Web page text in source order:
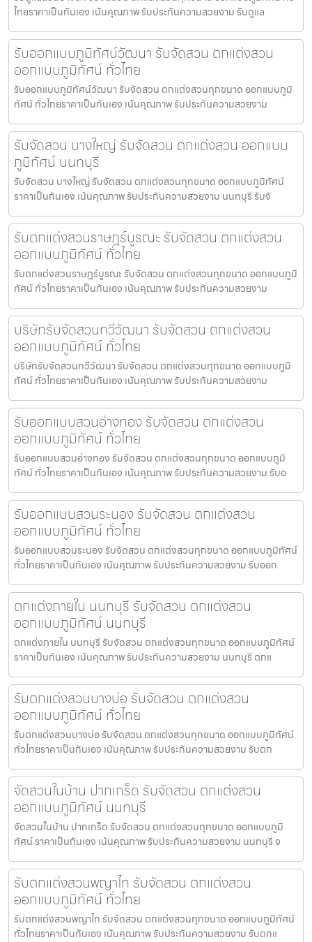
ไทยราคาเป็นกันเอง เน้นคุณภาพ รับประกันความสวยงาม รับดูแล
รับออกแบบภูมิทัศน์วัฒนา รับจัดสวน ตกแต่งสวน
ออกแบบภูมิทัศน์ ทั่วไทย
รับออกแบบภูมิทัศน์วัฒนา รับจัดสวน ตกแต่งสวนทุกขนาด ออกแบบภูมิ
ทัศน์ ทั่วไทยราคาเป็นกันเอง เน้นคุณภาพ รับประกันความสวยงาม
รับจัดสวน บางใหญ่ รับจัดสวน ตกแต่งสวน ออกแบบ
ภูมิทัศน์ นนทบุรี
รับจัดสวน บางใหญ่ รับจัดสวน ตกแต่งสวนทุกขนาด ออกแบบภูมิทัศน์
ราคาเป็นกันเอง เน้นคุณภาพ รับประกันความสวยงาม นนทบุรี รับจั
รับตกแต่งสวนราษฎร์บูรณะ รับจัดสวน ตกแต่งสวน
ออกแบบภูมิทัศน์ ทั่วไทย
รับตกแต่งสวนราษฎร์บูรณะ รับจัดสวน ตกแต่งสวนทุกขนาด ออกแบบภูมิ
ทัศน์ ทั่วไทยราคาเป็นกันเอง เน้นคุณภาพ รับประกันความสวยงาม
บริษัทรับจัดสวนทวีวัฒนา รับจัดสวน ตกแต่งสวน
ออกแบบภูมิทัศน์ ทั่วไทย
บริษัทรับจัดสวนทวีวัฒนา รับจัดสวน ตกแต่งสวนทุกขนาด ออกแบบภูมิ
ทัศน์ ทั่วไทยราคาเป็นกันเอง เน้นคุณภาพ รับประกันความสวยงาม
รับออกแบบสวนอ่างทอง รับจัดสวน ตกแต่งสวน
ออกแบบภูมิทัศน์ ทั่วไทย
รับออกแบบสวนอ่างทอง รับจัดสวน ตกแต่งสวนทุกขนาด ออกแบบภูมิ
ทัศน์ ทั่วไทยราคาเป็นกันเอง เน้นคุณภาพ รับประกันความสวยงาม รับอ
รับออกแบบสวนระนอง รับจัดสวน ตกแต่งสวน
ออกแบบภูมิทัศน์ ทั่วไทย
รับออกแบบสวนระนอง รับจัดสวน ตกแต่งสวนทุกขนาด ออกแบบภูมิทัศน์
ทั่วไทยราคาเป็นกันเอง เน้นคุณภาพ รับประกันความสวยงาม รับออก
ตกแต่งภายใน นนทบุรี รับจัดสวน ตกแต่งสวน
ออกแบบภูมิทัศน์ นนทบุรี
ตกแต่งภายใน นนทบุรี รับจัดสวน ตกแต่งสวนทุกขนาด ออกแบบภูมิทัศน์
ราคาเป็นกันเอง เน้นคุณภาพ รับประกันความสวยงาม นนทบุรี ตกแ
รับตกแต่งสวนบางบ่อ รับจัดสวน ตกแต่งสวน
ออกแบบภูมิทัศน์ ทั่วไทย
รับตกแต่งสวนบางบ่อ รับจัดสวน ตกแต่งสวนทุกขนาด ออกแบบภูมิทัศน์
ทั่วไทยราคาเป็นกันเอง เน้นคุณภาพ รับประกันความสวยงาม รับตก
จัดสวนในบ้าน ปากเกร็ด รับจัดสวน ตกแต่งสวน
ออกแบบภูมิทัศน์ นนทบุรี
จัดสวนในบ้าน ปากเกร็ด รับจัดสวน ตกแต่งสวนทุกขนาด ออกแบบภูมิ
ทัศน์ ราคาเป็นกันเอง เน้นคุณภาพ รับประกันความสวยงาม นนทบุรี จ
รับตกแต่งสวนพญาไท รับจัดสวน ตกแต่งสวน
ออกแบบภูมิทัศน์ ทั่วไทย
รับตกแต่งสวนพญาไท รับจัดสวน ตกแต่งสวนทุกขนาด ออกแบบภูมิทัศน์
ทั่วไทยราคาเป็นกันเอง เน้นคุณภาพ รับประกันความสวยงาม รับตกแ